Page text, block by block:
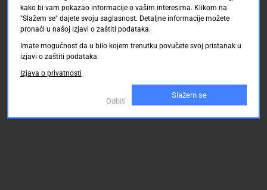
kako bi vam pokazao informacije o vašim interesima. Klikom na
"Slažem se" dajete svoju saglasnost. Detaljne informacije možete
pronaći u našoj izjavi o zaštiti podataka.
Imate mogućnost da u bilo kojem trenutku povučete svoj pristanak u
izjavi o zaštiti podataka.
Izjava o privatnosti
Odbiti
Slažem se